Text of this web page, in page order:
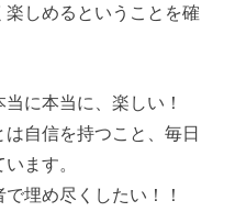
しめるということを確
に本当に、楽しい！
自信を持つこと、毎日
ます。
埋め尽くしたい！！